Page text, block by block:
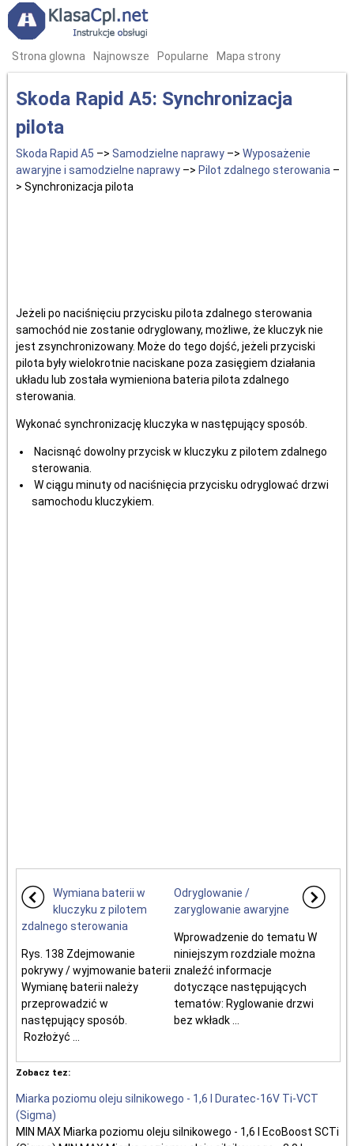
Strona glowna Najnowsze Popularne Mapa strony
Skoda Rapid A5: Synchronizacja
pilota
Skoda Rapid A5 –> Samodzielne naprawy –> Wyposażenie
awaryjne i samodzielne naprawy –> Pilot zdalnego sterowania –
> Synchronizacja pilota
Jeżeli po naciśnięciu przycisku pilota zdalnego sterowania
samochód nie zostanie odryglowany, możliwe, że kluczyk nie
jest zsynchronizowany. Może do tego dojść, jeżeli przyciski
pilota były wielokrotnie naciskane poza zasięgiem działania
układu lub została wymieniona bateria pilota zdalnego
sterowania.
Wykonać synchronizację kluczyka w następujący sposób.
Nacisnąć dowolny przycisk w kluczyku z pilotem zdalnego
sterowania.
W ciągu minuty od naciśnięcia przycisku odryglować drzwi
samochodu kluczykiem.
Wymiana baterii w
kluczyku z pilotem
zdalnego sterowania
Rys. 138 Zdejmowanie
pokrywy / wyjmowanie baterii
Wymianę baterii należy
przeprowadzić w
następujący sposób.
Rozłożyć ...
Odryglowanie /
zaryglowanie awaryjne
Wprowadzenie do tematu W
niniejszym rozdziale można
znaleźć informacje
dotyczące następujących
tematów: Ryglowanie drzwi
bez wkładk ...
Zobacz tez:
Miarka poziomu oleju silnikowego - 1,6 l Duratec-16V Ti-VCT
(Sigma)
MIN MAX Miarka poziomu oleju silnikowego - 1,6 l EcoBoost SCTi